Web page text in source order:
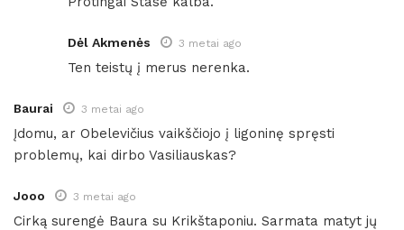
Dėl Akmenės 3 metai ago
Ten teistų į merus nerenka.
Baurai 3 metai ago
Įdomu, ar Obelevičius vaikščiojo į ligoninę spręsti
problemų, kai dirbo Vasiliauskas?
Jooo 3 metai ago
Cirką surengė Baura su Krikštaponiu. Sarmata matyt jų